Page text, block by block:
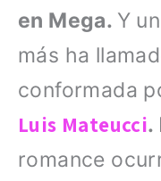
en Mega. Y
más ha
conformada
Luis Mateucci.
romance